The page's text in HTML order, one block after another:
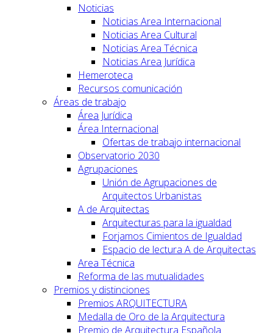
Noticias
Noticias Area Internacional
Noticias Area Cultural
Noticias Area Técnica
Noticias Area Jurídica
Hemeroteca
Recursos comunicación
Áreas de trabajo
Área Jurídica
Área Internacional
Ofertas de trabajo internacional
Observatorio 2030
Agrupaciones
Unión de Agrupaciones de
Arquitectos Urbanistas
A de Arquitectas
Arquitecturas para la igualdad
Forjamos Cimientos de Igualdad
Espacio de lectura A de Arquitectas
Area Técnica
Reforma de las mutualidades
Premios y distinciones
Premios ARQUITECTURA
Medalla de Oro de la Arquitectura
Premio de Arquitectura Española